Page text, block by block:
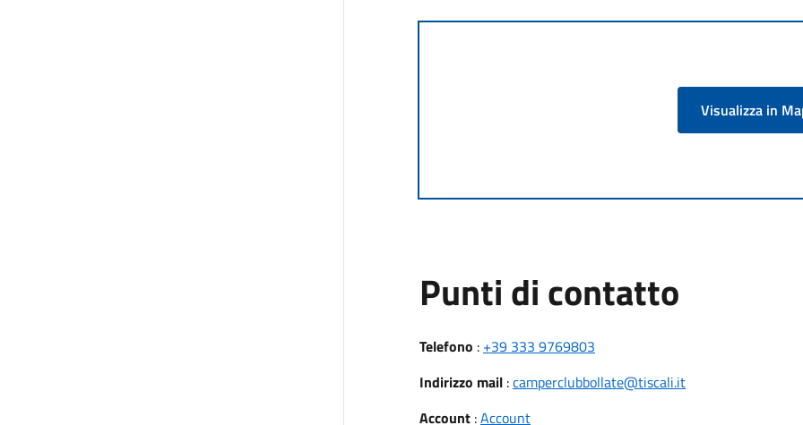
Visualizza in
Punti di contatto
Telefono : +39 333 9769803
Indirizzo mail:camperclubbollate@tiscali.it
Account:Account